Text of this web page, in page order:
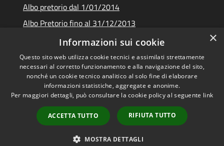
Albo pretorio dal 1/01/2014
Albo Pretorio fino al 31/12/2013
Documenti e dati
RSS
Accessibilità
Copyright © 2026 • Unione dei
Comuni Montani Amiata
Grossetana • Powered by
Municipium•Accesso
×
Informazioni sui cookie
Questo sito web utilizza cookie tecnici e assimilati strettamente
necessari al corretto funzionamento e alla navigazione del sito,
nonché un cookie tecnico analitico al solo fine di elaborare
informazioni statistiche, aggregate e anonime.
Per maggiori dettagli, può consultare la cookie policy al seguente link
ACCETTA TUTTO RIFIUTA TUTTO
MOSTRA DETTAGLI